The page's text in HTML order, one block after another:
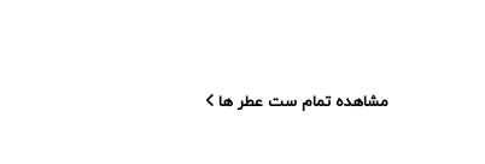
مشاهده تمام ست عطر ها